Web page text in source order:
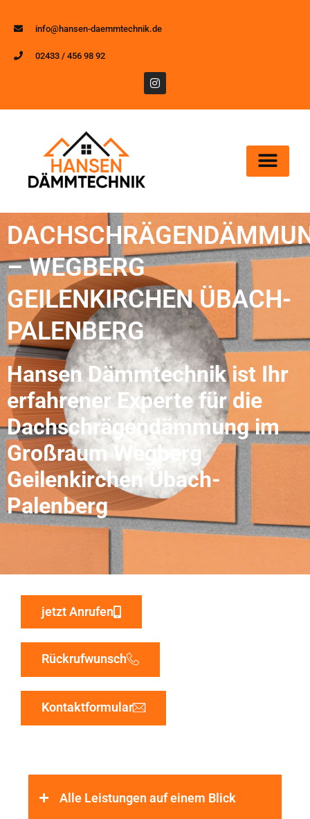
info@hansen-daemmtechnik.de
02433 / 456 98 92
– WEGBERG
GEILENKIRCHEN ÜBACH-
PALENBERG
Hansen Dämmtechnik ist Ihr
erfahrener Experte für die
Dachschrägendämmung im
Großraum Wegberg
Geilenkirchen Übach-
Palenberg
jetzt Anrufen
Rückrufwunsch
Kontaktformular
Alle Leistungen auf einem Blick